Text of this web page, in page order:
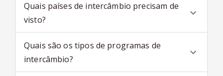
Quais países de intercâmbio precisam de
visto?
Quais são os tipos de programas de
intercâmbio?